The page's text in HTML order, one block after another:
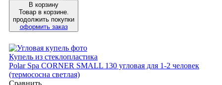
В корзину
Товар в корзине.
продолжить покупки
оформить заказ
Купель из стеклопластика
Polar Spa CORNER SMALL 130 угловая для 1-2 человек
(термососна светлая)
Сравнить